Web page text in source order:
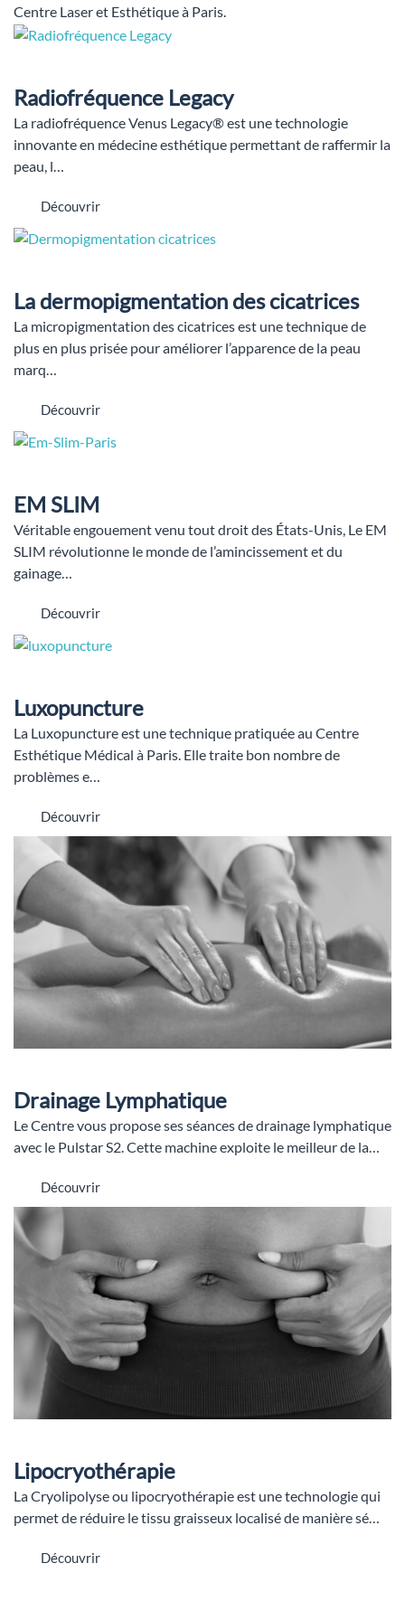
Centre Laser et Esthétique à Paris.
Radiofréquence Legacy
La radiofréquence Venus Legacy® est une technologie
innovante en médecine esthétique permettant de raffermir la
peau, l…
Découvrir
La dermopigmentation des cicatrices
La micropigmentation des cicatrices est une technique de
plus en plus prisée pour améliorer l’apparence de la peau
marq…
Découvrir
EM SLIM
Véritable engouement venu tout droit des États-Unis, Le EM
SLIM révolutionne le monde de l’amincissement et du
gainage…
Découvrir
Luxopuncture
La Luxopuncture est une technique pratiquée au Centre
Esthétique Médical à Paris. Elle traite bon nombre de
problèmes e…
Découvrir
Drainage Lymphatique
Le Centre vous propose ses séances de drainage lymphatique
avec le Pulstar S2. Cette machine exploite le meilleur de la…
Découvrir
Lipocryothérapie
La Cryolipolyse ou lipocryothérapie est une technologie qui
permet de réduire le tissu graisseux localisé de manière sé…
Découvrir